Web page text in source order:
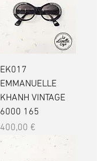
EK017
EMMANUELLE
KHANH VINTAGE
6000 165
Prix
400,00 €